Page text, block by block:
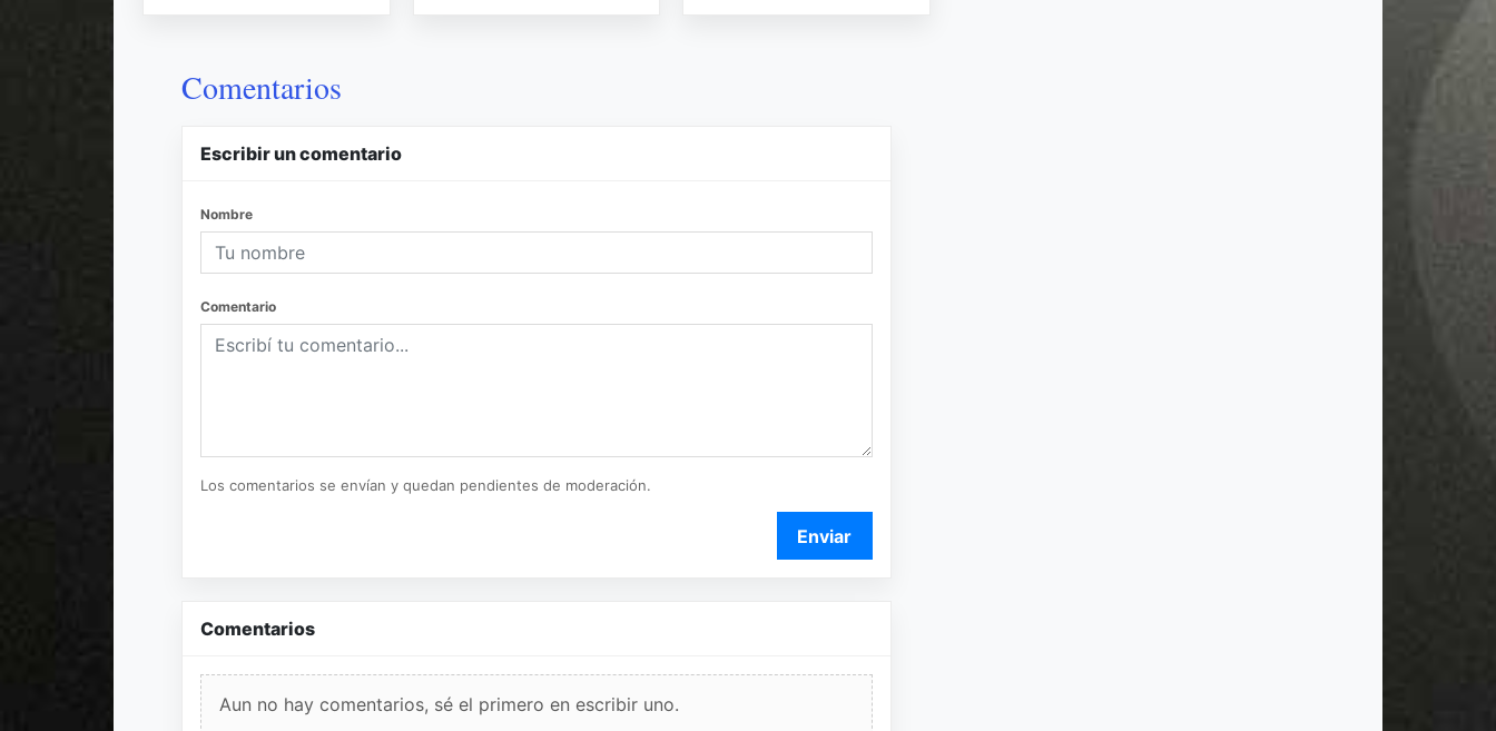
Comentarios
Escribir un comentario
Nombre
Comentario
Los comentarios se envían y quedan pendientes de moderación.
Enviar
Comentarios
Aun no hay comentarios, sé el primero en escribir uno.